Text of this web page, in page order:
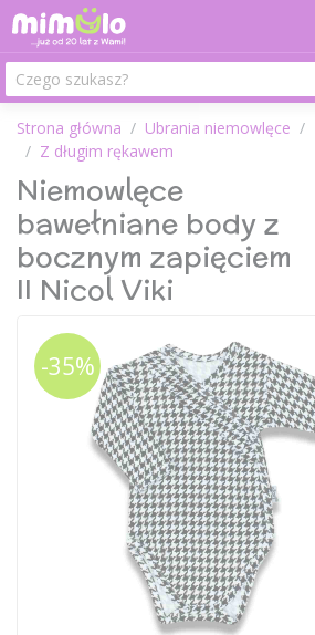
Strona główna Ubrania niemowlęce
Z długim rękawem
Niemowlęce
bawełniane body z
bocznym zapięciem
II Nicol Viki
-35%